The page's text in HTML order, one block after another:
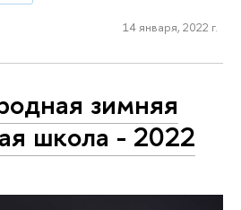
14 января, 2022 г.
зимняя
школа - 2022